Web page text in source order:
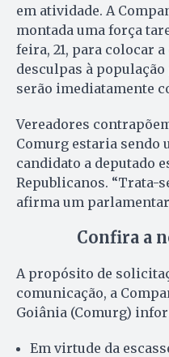
em atividade. A
montada uma força
feira, 21, para colocar
desculpas à
serão imediatamente
Vereadores
Comurg estaria sendo
candidato a deputado
Republicanos. “Trata-
afirma um
Confira a
A propósito de
comunicação, a
Goiânia (Comurg)
Em virtude da